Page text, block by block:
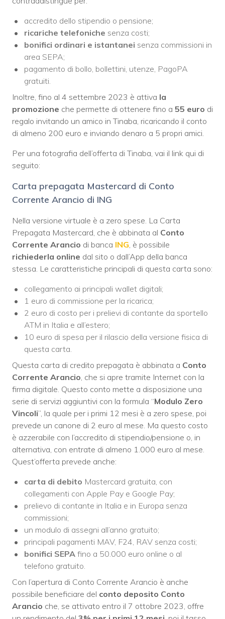
accredito dello stipendio o pensione;
ricariche telefoniche senza costi;
bonifici ordinari e istantanei senza commissioni in
area SEPA;
pagamento di bollo, bollettini, utenze, PagoPA
gratuiti.
Inoltre, fino al 4 settembre 2023 è attiva la
promozione che permette di ottenere fino a 55 euro di
regalo invitando un amico in Tinaba, ricaricando il conto
di almeno 200 euro e inviando denaro a 5 propri amici.
Per una fotografia dell’offerta di Tinaba, vai il link qui di
seguito:
Carta prepagata Mastercard di Conto
Corrente Arancio di ING
Nella versione virtuale è a zero spese. La Carta
Prepagata Mastercard, che è abbinata al Conto
Corrente Arancio di banca ING , è possibile
richiederla online dal sito o dall’App della banca
stessa. Le caratteristiche principali di questa carta sono:
collegamento ai principali wallet digitali;
1 euro di commissione per la ricarica;
2 euro di costo per i prelievi di contante da sportello
ATM in Italia e all’estero;
10 euro di spesa per il rilascio della versione fisica di
questa carta.
Questa carta di credito prepagata è abbinata a Conto
Corrente Arancio , che si apre tramite Internet con la
firma digitale. Questo conto mette a disposizione una
serie di servizi aggiuntivi con la formula “Modulo Zero
Vincoli”, la quale per i primi 12 mesi è a zero spese, poi
prevede un canone di 2 euro al mese. Ma questo costo
è azzerabile con l’accredito di stipendio/pensione o, in
alternativa, con entrate di almeno 1.000 euro al mese.
Quest’offerta prevede anche:
carta di debito Mastercard gratuita, con
collegamenti con Apple Pay e Google Pay;
prelievo di contante in Italia e in Europa senza
commissioni;
un modulo di assegni all’anno gratuito;
principali pagamenti MAV, F24, RAV senza costi;
bonifici SEPA fino a 50.000 euro online o al
telefono gratuito.
Con l’apertura di Conto Corrente Arancio è anche
possibile beneficiare del conto deposito Conto
Arancio che, se attivato entro il 7 ottobre 2023, offre